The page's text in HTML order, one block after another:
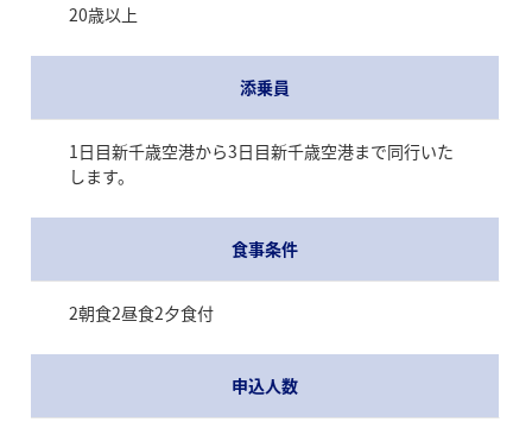
20歳以上
添乗員
1日目新千歳空港から3日目新千歳空港まで同行いた
します。
食事条件
2朝食2昼食2夕食付
申込人数